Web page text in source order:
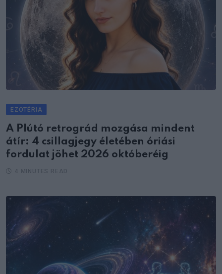
EZOTÉRIA
A Plútó retrográd mozgása mindent
átír: 4 csillagjegy életében óriási
fordulat jöhet 2026 októberéig